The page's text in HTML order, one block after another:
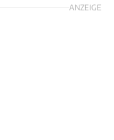
ANZEIGE